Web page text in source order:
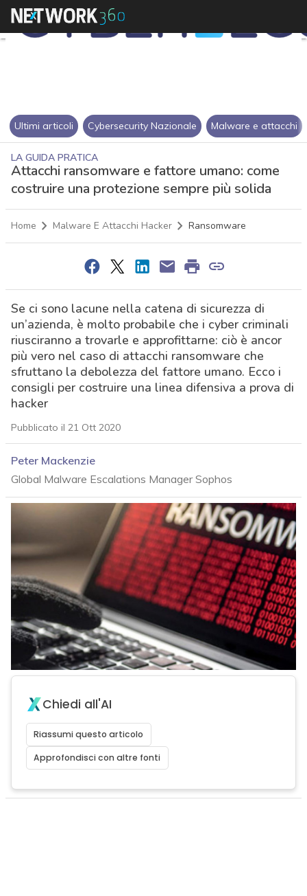
Ultimi articoli Cybersecurity Nazionale Malware e attacchi
LA GUIDA PRATICA
Attacchi ransomware e fattore umano: come
costruire una protezione sempre più solida
Home Malware E Attacchi Hacker Ransomware
Se ci sono lacune nella catena di sicurezza di
un’azienda, è molto probabile che i cyber criminali
riusciranno a trovarle e approfittarne: ciò è ancor
più vero nel caso di attacchi ransomware che
sfruttano la debolezza del fattore umano. Ecco i
consigli per costruire una linea difensiva a prova di
hacker
Pubblicato il 21 Ott 2020
Peter Mackenzie
Global Malware Escalations Manager Sophos
Chiedi all'AI
Riassumi questo articolo
Approfondisci con altre fonti